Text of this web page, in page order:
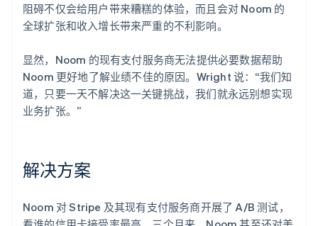
阻碍不仅会给用户带来糟糕的体验，而且会对 Noom 的
全球扩张和收入增长带来严重的不利影响。
显然，Noom 的现有支付服务商无法提供必要数据帮助
Noom 更好地了解业绩不佳的原因。Wright 说：“我们知
道，只要一天不解决这一关键挑战，我们就永远别想实现
业务扩张。”
解决方案
Noom 对 Stripe 及其现有支付服务商开展了 A/B 测试，